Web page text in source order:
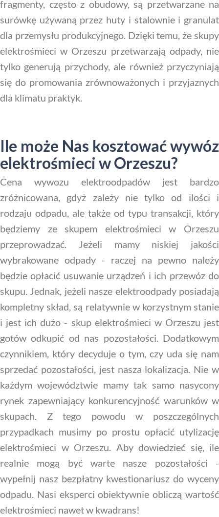
fragmenty, często z obudowy, są przetwarzane na
surówkę używaną przez huty i stalownie i granulat
dla przemysłu produkcyjnego. Dzięki temu, że skupy
elektrośmieci w Orzeszu przetwarzają odpady, nie
tylko generują przychody, ale również przyczyniają
się do promowania zrównoważonych i przyjaznych
dla klimatu praktyk.
Ile może Nas kosztować wywóz
elektrośmieci w Orzeszu?
Cena wywozu elektroodpadów jest bardzo
zróżnicowana, gdyż zależy nie tylko od ilości i
rodzaju odpadu, ale także od typu transakcji, który
będziemy ze skupem elektrośmieci w Orzeszu
przeprowadzać. Jeżeli mamy niskiej jakości
wybrakowane odpady - raczej na pewno należy
będzie opłacić usuwanie urządzeń i ich przewóz do
skupu. Jednak, jeżeli nasze elektroodpady posiadają
kompletny skład, są relatywnie w korzystnym stanie
i jest ich dużo - skup elektrośmieci w Orzeszu jest
gotów odkupić od nas pozostałości. Dodatkowym
czynnikiem, który decyduje o tym, czy uda się nam
sprzedać pozostałości, jest nasza lokalizacja. Nie w
każdym województwie mamy tak samo nasycony
rynek zapewniający konkurencyjność warunków w
skupach. Z tego powodu w poszczególnych
przypadkach musimy po prostu opłacić utylizację
elektrośmieci w Orzeszu. Aby dowiedzieć się, ile
realnie mogą być warte nasze pozostałości -
wypełnij nasz bezpłatny kwestionariusz do wyceny
odpadu. Nasi eksperci obiektywnie obliczą wartość
elektrośmieci nawet w kwadrans!